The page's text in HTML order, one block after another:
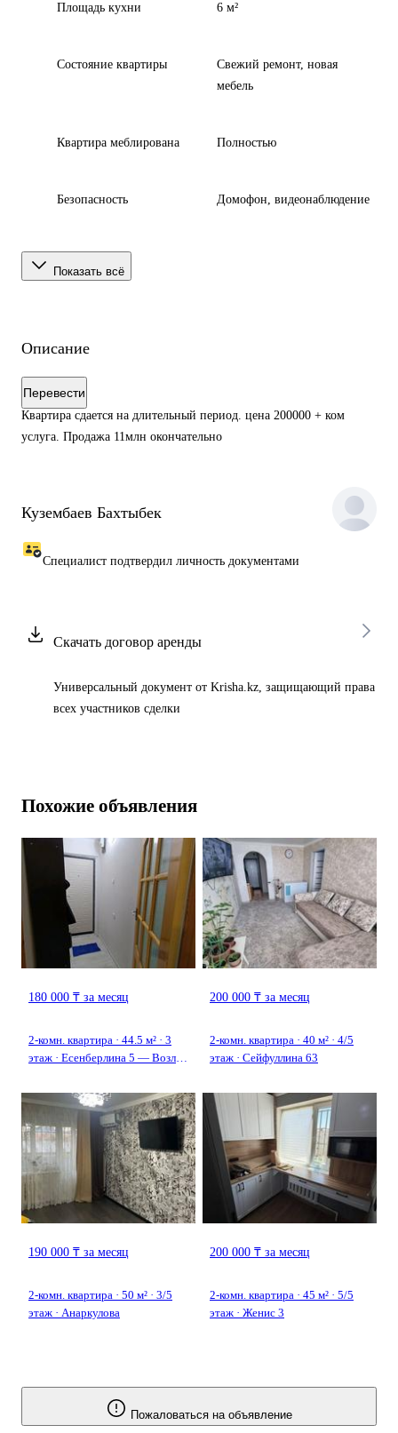
Площадь кухни 6 м²
Состояние квартиры
Свежий ремонт, новая
мебель
Квартира меблирована Полностью
Безопасность Домофон, видеонаблюдение
Показать всё
Описание
Перевести
Квартира сдается на длительный период. цена 200000 + ком
услуга. Продажа 11млн окончательно
Кузембаев Бахтыбек
Специалист подтвердил личность документами
Скачать договор аренды
Универсальный документ от Krisha.kz, защищающий права
всех участников сделки
Похожие объявления
180 000 ₸ за месяц
2-комн. квартира · 44.5 м² · 3
этаж · Есенберлина 5 — Возле
200 000 ₸ за месяц
2-комн. квартира · 40 м² · 4/5
этаж · Сейфуллина 63
190 000 ₸ за месяц
2-комн. квартира · 50 м² · 3/5
этаж · Анаркулова
200 000 ₸ за месяц
2-комн. квартира · 45 м² · 5/5
этаж · Женис 3
Пожаловаться на объявление